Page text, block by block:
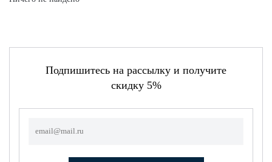
Подпишитесь на рассылку и получите
скидку 5%